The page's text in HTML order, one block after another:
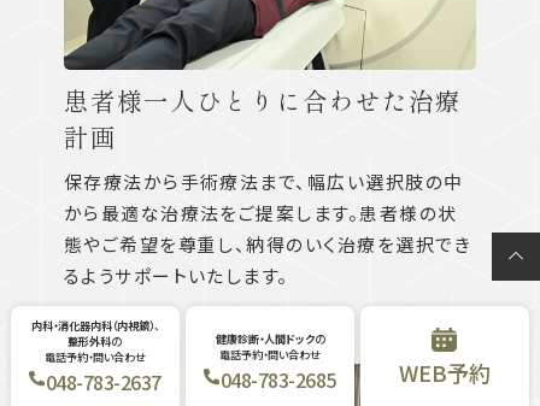
患者様一人ひとりに合わせた治療
計画
保存療法から手術療法まで、幅広い選択肢の中
から最適な治療法をご提案します。患者様の状
態やご希望を尊重し、納得のいく治療を選択でき
るようサポートいたします。
03
内科・消化器内科（内視鏡）、
整形外科の
電話予約・問い合わせ
048-783-2637
健康診断・人間ドックの
電話予約・問い合わせ
048-783-2685 WEB予約